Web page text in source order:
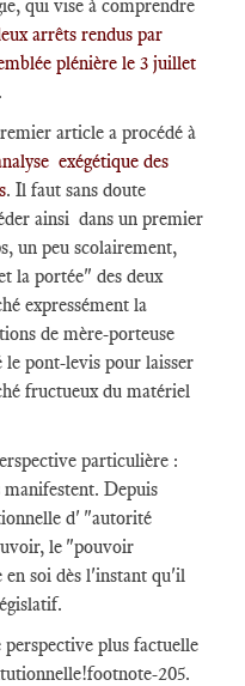
qui vise à comprendre
arrêts rendus par
plénière le 3 juillet
.
article a procédé à
exégétique des
. Il faut sans doute
ainsi dans un premier
un peu scolairement,
la portée" des deux
expressément la
de mère-porteuse
pont-levis pour laisser
fructueux du matériel
particulière :
Depuis
d' "autorité
le "pouvoir
soi dès l'instant qu'il
plus factuelle
!footnote-205.